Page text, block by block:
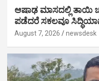
ಆಷಾಢ ಮಾಸದಲ್ಲಿ ತಾಯಿ
ಪಡೆದರೆ ಸಕಲವೂ
August 7, 2026 newsdesk